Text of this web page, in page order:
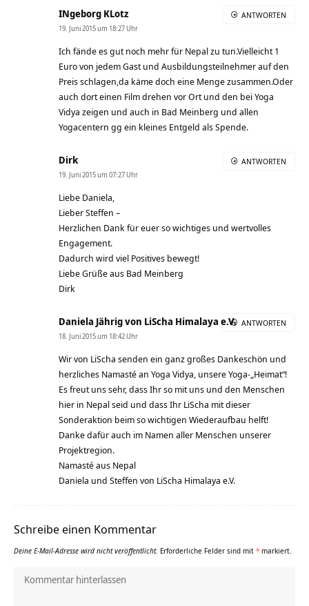
INgeborg KLotz
19. Juni 2015 um 18:27 Uhr
Ich fände es gut noch mehr für Nepal zu tun.Vielleicht 1
Euro von jedem Gast und Ausbildungsteilnehmer auf den
Preis schlagen,da käme doch eine Menge zusammen.Oder
auch dort einen Film drehen vor Ort und den bei Yoga
Vidya zeigen und auch in Bad Meinberg und allen
Yogacentern gg ein kleines Entgeld als Spende.
ANTWORTEN
Dirk
19. Juni 2015 um 07:27 Uhr
Liebe Daniela,
Lieber Steffen –
Herzlichen Dank für euer so wichtiges und wertvolles
Engagement.
Dadurch wird viel Positives bewegt!
Liebe Grüße aus Bad Meinberg
Dirk
ANTWORTEN
Daniela Jährig von LiScha Himalaya e.V.
18. Juni 2015 um 18:42 Uhr
Wir von LiScha senden ein ganz großes Dankeschön und
herzliches Namasté an Yoga Vidya, unsere Yoga-„Heimat“!
Es freut uns sehr, dass Ihr so mit uns und den Menschen
hier in Nepal seid und dass Ihr LiScha mit dieser
Sonderaktion beim so wichtigen Wiederaufbau helft!
Danke dafür auch im Namen aller Menschen unserer
Projektregion.
Namasté aus Nepal
Daniela und Steffen von LiScha Himalaya e.V.
ANTWORTEN
Schreibe einen Kommentar
Deine E-Mail-Adresse wird nicht veröffentlicht. Erforderliche Felder sind mit * markiert.